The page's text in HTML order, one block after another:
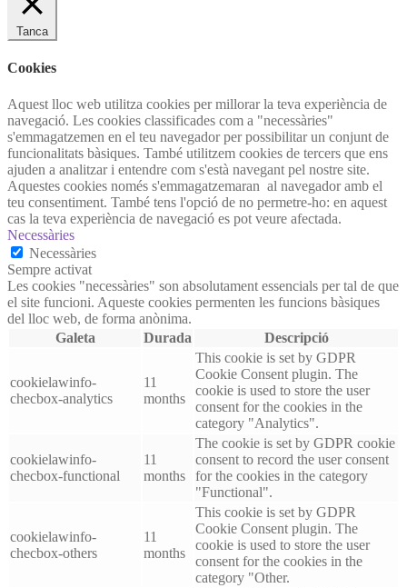
Tanca
Cookies
Aquest lloc web utilitza cookies per millorar la teva experiència de
navegació. Les cookies classificades com a "necessàries"
s'emmagatzemen en el teu navegador per possibilitar un conjunt de
funcionalitats bàsiques. També utilitzem cookies de tercers que ens
ajuden a analitzar i entendre com s'està navegant pel nostre site.
Aquestes cookies només s'emmagatzemaran al navegador amb el
teu consentiment. També tens l'opció de no permetre-ho: en aquest
cas la teva experiència de navegació es pot veure afectada.
Necessàries
Necessàries
Sempre activat
Les cookies "necessàries" son absolutament essencials per tal de que
el site funcioni. Aqueste cookies permenten les funcions bàsiques
del lloc web, de forma anònima.
Galeta
Durada Descripció
cookielawinfo-
checbox-analytics
11
months
This cookie is set by GDPR
Cookie Consent plugin. The
cookie is used to store the user
consent for the cookies in the
category "Analytics".
cookielawinfo-
checbox-functional
11
months
The cookie is set by GDPR cookie
consent to record the user consent
for the cookies in the category
"Functional".
cookielawinfo-
checbox-others
11
months
This cookie is set by GDPR
Cookie Consent plugin. The
cookie is used to store the user
consent for the cookies in the
category "Other.